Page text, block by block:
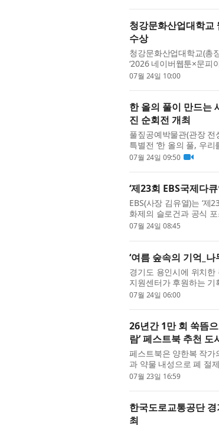
청강문화산업대학교
수상
청강문화산업대학교(총
‘2026 네이버웹툰×문피
도장을 여니 이웃들이 내
07월 24일 10:00
한 올의 풀이 만드는
진 순회전 개최
풀짚공예박물관(관장 전
특별전 ‘한 올의 풀, 우리
이음’은 수도권과 대도
07월 24일 09:50
‘제23회 EBS국제다
EBS(사장 김유열)는 ‘제
화제의 슬로건과 공식
Era)’은 혼돈과 불안의
07월 24일 08:45
‘여름 숲속의 기억_
경기도 용인시에 위치
지원센터가 후원하는 기
이번 전시는 파넬아트센
07월 24일 06:00
26년간 1만 회 쑥뜸
람’ 페스트북 추천 도
페스트북은 양한복 작가
과 약물 내성으로 폐 절
생력을 발견하고, 25년
07월 23일 16:59
한국도로교통공단
최